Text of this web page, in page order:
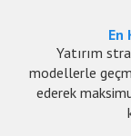
En
Yatırım
modellerle
ederek